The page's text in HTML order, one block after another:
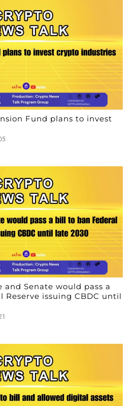
Fund plans to invest
and Senate would pass a
Reserve issuing CBDC until